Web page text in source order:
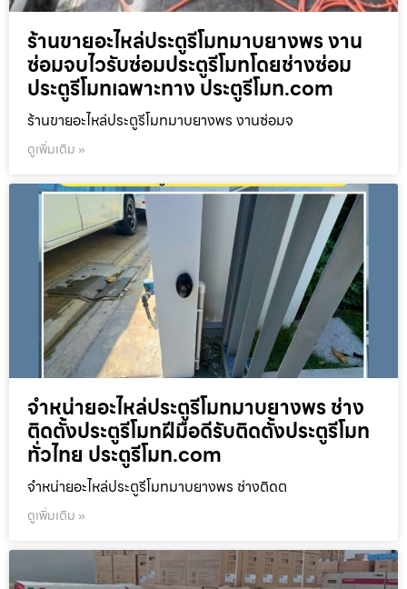
ร้านขายอะไหล่ประตูรีโมทมาบยางพร งาน
ซ่อมจบไวรับซ่อมประตูรีโมทโดยช่างซ่อม
ประตูรีโมทเฉพาะทาง ประตูรีโมท.com
ร้านขายอะไหล่ประตูรีโมทมาบยางพร งานซ่อมจ
ดูเพิ่มเติม »
จำหน่ายอะไหล่ประตูรีโมทมาบยางพร ช่าง
ติดตั้งประตูรีโมทฝีมือดีรับติดตั้งประตูรีโมท
ทั่วไทย ประตูรีโมท.com
จำหน่ายอะไหล่ประตูรีโมทมาบยางพร ช่างติดต
ดูเพิ่มเติม »